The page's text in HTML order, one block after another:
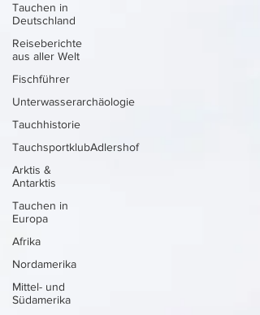
Tauchen in
Deutschland
Reiseberichte
aus aller Welt
Fischführer
Unterwasserarchäologie
Tauchhistorie
TauchsportklubAdlershof
Arktis &
Antarktis
Tauchen in
Europa
Afrika
Nordamerika
Mittel- und
Südamerika